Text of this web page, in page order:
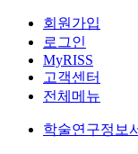
회원가입
로그인
MyRISS
고객센터
전체메뉴
학술연구정보